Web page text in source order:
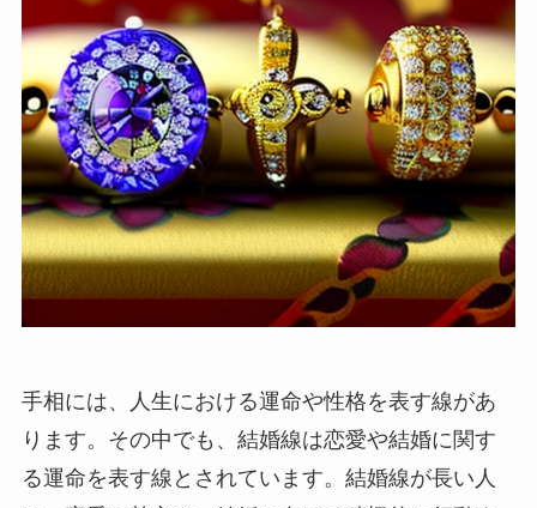
手相には、人生における運命や性格を表す線があ
ります。その中でも、結婚線は恋愛や結婚に関す
る運命を表す線とされています。結婚線が長い人